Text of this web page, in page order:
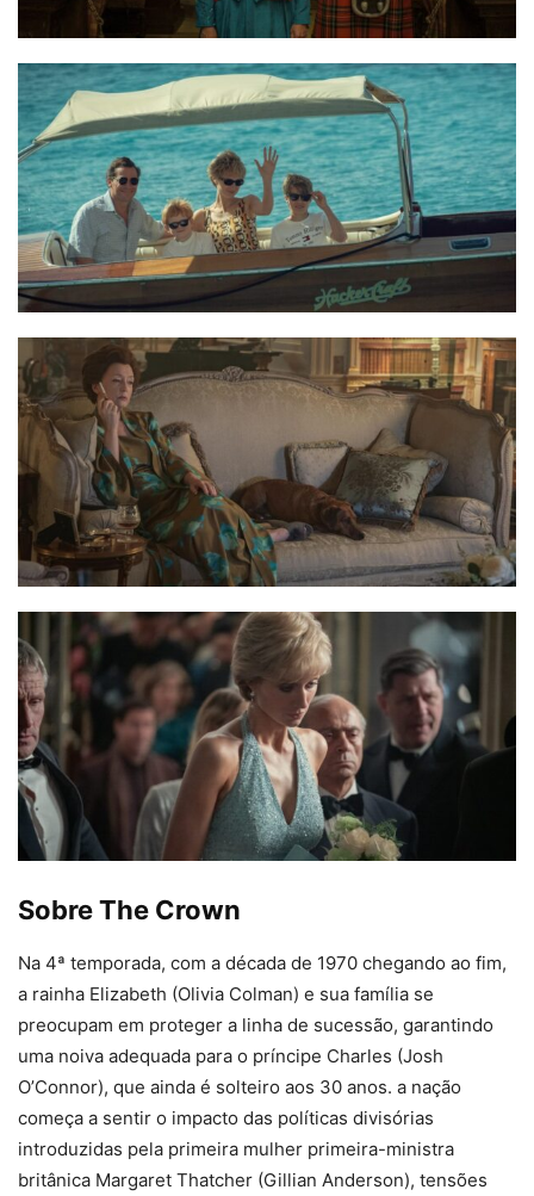
Sobre The Crown
Na 4ª temporada, com a década de 1970 chegando ao fim,
a rainha Elizabeth (Olivia Colman) e sua família se
preocupam em proteger a linha de sucessão, garantindo
uma noiva adequada para o príncipe Charles (Josh
O’Connor), que ainda é solteiro aos 30 anos. a nação
começa a sentir o impacto das políticas divisórias
introduzidas pela primeira mulher primeira-ministra
britânica Margaret Thatcher (Gillian Anderson), tensões